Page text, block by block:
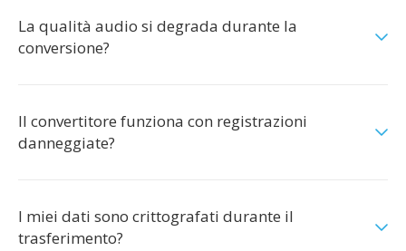
La qualità audio si degrada durante la
conversione?
Il convertitore funziona con registrazioni
danneggiate?
I miei dati sono crittografati durante il
trasferimento?